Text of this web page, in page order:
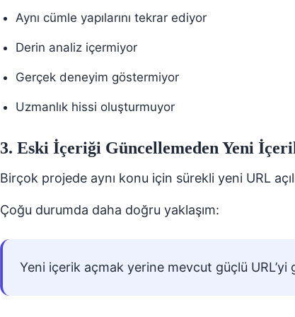
Aynı cümle yapılarını tekrar ediyor
Derin analiz içermiyor
Gerçek deneyim göstermiyor
Uzmanlık hissi oluşturmuyor
3. Eski İçeriği Güncellemeden Yeni
Birçok projede aynı konu için sürekli yeni URL
Çoğu durumda daha doğru yaklaşım:
Yeni içerik açmak yerine mevcut güçlü